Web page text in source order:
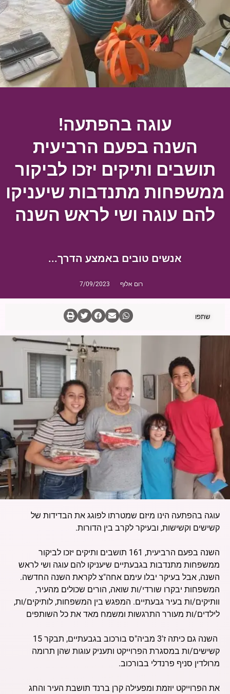
עוגה בהפתעה!
השנה בפעם הרביעית
תושבים ותיקים יזכו לביקור
ממשפחות מתנדבות שיעניקו
להם עוגה ושי לראש השנה
אנשים טובים באמצע הדרך...
רום אלוף 7/09/2023
שתפו
עוגה בהפתעה הינו מיזם שמטרתו לפוגג את הבדידות של
קשישים וקשישות, ובעיקר לקרב בין הדורות.
השנה בפעם הרביעית, 161 תושבים ותיקים יזכו לביקור
ממשפחות מתנדבות בגבעתיים שיעניקו להם עוגה ושי לראש
השנה, אבל בעיקר יבלו עימם אחה"צ לקראת השנה החדשה.
המשפחות יבקרו שורדי/ות שואה, הורים שכולים מהעיר,
וותיקים/ות בעיר גבעתיים. המפגש בין המשפחות, לותיקים/ות,
לילדים/ות מעורר התרגשות ומשמח מאד את כל השותפים
השנה גם כיתה ז'3 מביה"ס בורכוב בגבעתיים, תבקר 15
קשישים/ות במסגרת הפרוייקט ותעניק עוגות שהן תרומה
מרולדין סניף פרנדלי בבורכוב.
את הפרוייקט יוזמת ומפעילה קרן ברנד תושבת העיר והחג